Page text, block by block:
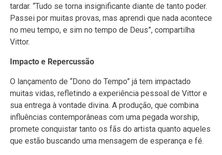
tardar. “Tudo se torna insignificante diante de tanto poder.
Passei por muitas provas, mas aprendi que nada acontece
no meu tempo, e sim no tempo de Deus”, compartilha
Vittor.
Impacto e Repercussão
O lançamento de “Dono do Tempo” já tem impactado
muitas vidas, refletindo a experiência pessoal de Vittor e
sua entrega à vontade divina. A produção, que combina
influências contemporâneas com uma pegada worship,
promete conquistar tanto os fãs do artista quanto aqueles
que estão buscando uma mensagem de esperança e fé.